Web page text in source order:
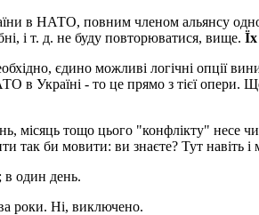
в НАТО, повним членом альянсу
і т. д. не буду повторюватися, вище.
єдино можливі логічні
Україні - то це прямо з тієї опери.
тощо цього "конфлікту" несе
так би мовити: ви знаєте? Тут навіть і
в один день.
роки. Ні, виключено.